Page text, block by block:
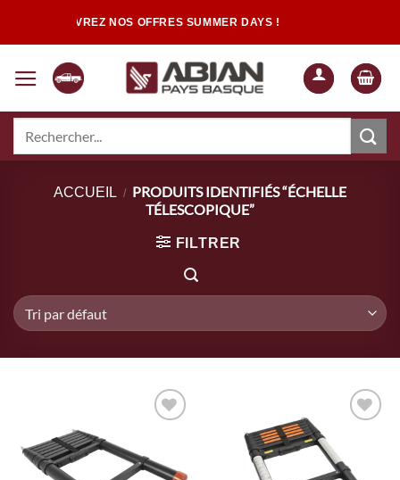
DÉCOUVREZ NOS OFFRES SUMMER DAYS !
Quand les résultats de l'auto-complétion sont disponibles, utilisez les
ACCUEIL / PRODUITS IDENTIFIÉS “ÉCHELLE
TÉLESCOPIQUE”
FILTRER
d’envies
d’envies